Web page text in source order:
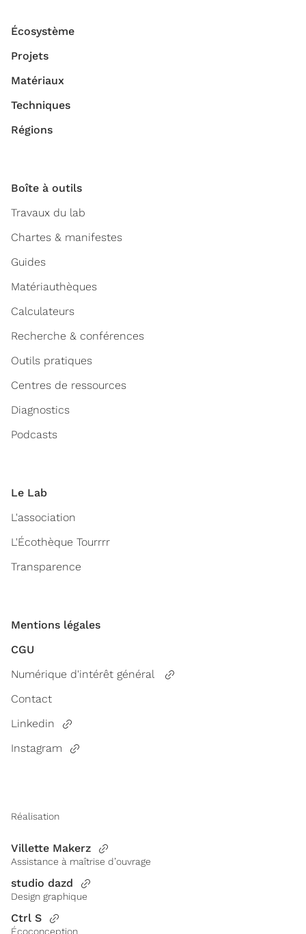
Écosystème
Projets
Matériaux
Techniques
Régions
Boîte à outils
Travaux du lab
Chartes & manifestes
Guides
Matériauthèques
Calculateurs
Recherche & conférences
Outils pratiques
Centres de ressources
Diagnostics
Podcasts
Le Lab
L'association
L'Écothèque Tourrrr
Transparence
Mentions légales
CGU
Numérique d'intérêt général
Contact
Linkedin
Instagram
Réalisation
Villette Makerz
Assistance à maîtrise d’ouvrage
studio dazd
Design graphique
Ctrl S
Écoconception